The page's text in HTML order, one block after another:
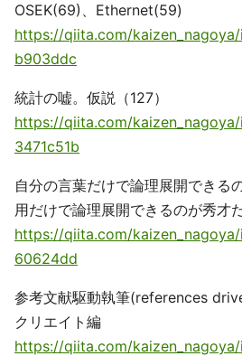
OSEK(69)、Ethernet(59)
https://qiita.com/
b903ddc
統計の嘘。仮説（127）
https://qiita.com/
3471c51b
自分の言葉だけで論理展開できる
用だけで論理展開できるのが秀才
https://qiita.com/
60624dd
参考文献駆動執筆(references
クリエイト編
https://qiita.com/